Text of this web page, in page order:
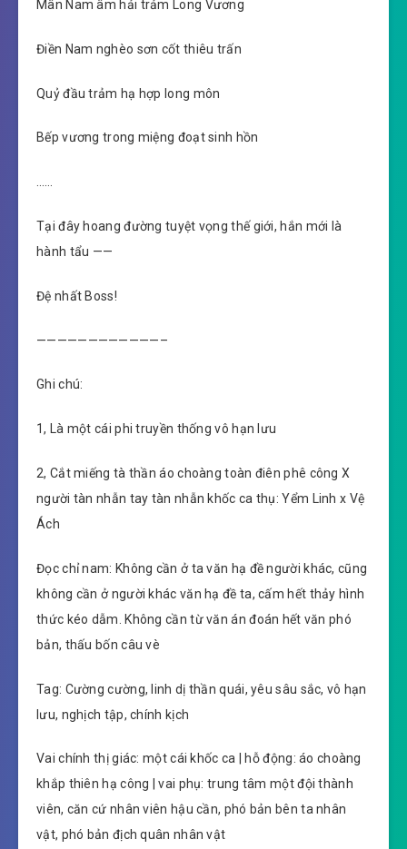
Mân Nam âm hải trảm Long Vương
Điền Nam nghèo sơn cốt thiêu trấn
Quỷ đầu trảm hạ hợp long môn
Bếp vương trong miệng đoạt sinh hồn
Tại đây hoang đường tuyệt vọng thế giới, hắn mới là
hành tẩu ——
Đệ nhất Boss!
————————————–
Ghi chú:
1, Là một cái phi truyền thống vô hạn lưu
2, Cắt miếng tà thần áo choàng toàn điên phê công X
người tàn nhẫn tay tàn nhẫn khốc ca thụ: Yểm Linh x Vệ
Ách
Đọc chỉ nam: Không cần ở ta văn hạ đề người khác, cũng
không cần ở người khác văn hạ đề ta, cấm hết thảy hình
thức kéo dẫm. Không cần từ văn án đoán hết văn phó
bản, thấu bốn câu vè
Tag: Cường cường, linh dị thần quái, yêu sâu sắc, vô hạn
lưu, nghịch tập, chính kịch
Vai chính thị giác: một cái khốc ca | hỗ động: áo choàng
khắp thiên hạ công | vai phụ: trung tâm một đội thành
viên, căn cứ nhân viên hậu cần, phó bản bên ta nhân
vật, phó bản địch quân nhân vật